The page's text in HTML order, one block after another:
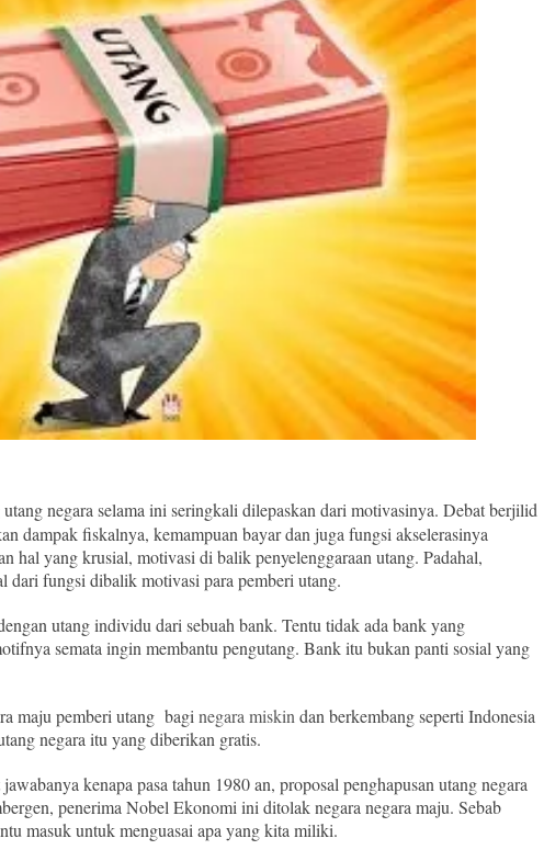
negara selama ini seringkali dilepaskan dari motivasinya. Debat berjilid
dampak fiskalnya, kemampuan bayar dan juga fungsi akselerasinya
hal yang krusial, motivasi di balik penyelenggaraan utang. Padahal,
dari fungsi dibalik motivasi para pemberi utang.
utang individu dari sebuah bank. Tentu tidak ada bank yang
semata ingin membantu pengutang. Bank itu bukan panti sosial yang
maju pemberi utang bagi negara miskin dan berkembang seperti Indonesia
negara itu yang diberikan gratis.
kenapa pasa tahun 1980 an, proposal penghapusan utang negara
penerima Nobel Ekonomi ini ditolak negara negara maju. Sebab
masuk untuk menguasai apa yang kita miliki.